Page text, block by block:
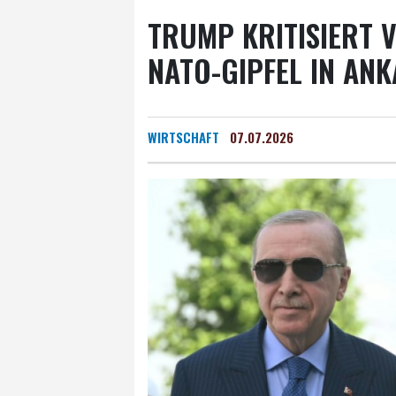
TRUMP KRITISIERT
NATO-GIPFEL IN
WIRTSCHAFT 07.07.2026